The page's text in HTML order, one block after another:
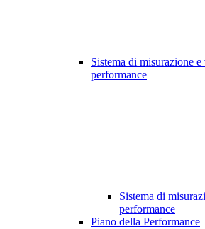
Sistema di misurazione
performance
Sistema di
performance
Piano della Performance